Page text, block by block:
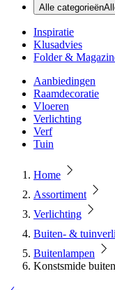
Alle categorieën
Inspiratie
Klusadvies
Folder &
Aanbiedingen
Raamdecoratie
Vloeren
Verlichting
Verf
Tuin
Home
Assortiment
Verlichting
Buiten- &
Buitenlampen
Konstsmide